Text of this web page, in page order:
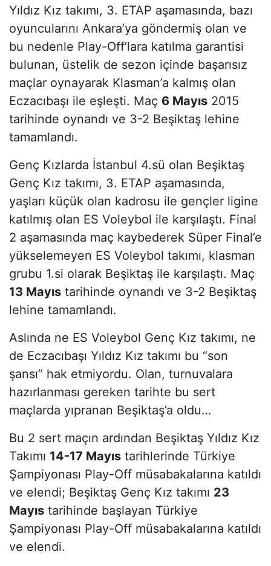
Yıldız Kız takımı, 3. ETAP aşamasında, bazı
oyuncularını Ankara’ya göndermiş olan ve
bu nedenle Play-Off’lara katılma garantisi
bulunan, üstelik de sezon içinde başarısız
maçlar oynayarak Klasman’a kalmış olan
Eczacıbaşı ile eşleşti. Maç 6 Mayıs 2015
tarihinde oynandı ve 3-2 Beşiktaş lehine
tamamlandı.
Genç Kızlarda İstanbul 4.sü olan Beşiktaş
Genç Kız takımı, 3. ETAP aşamasında,
yaşları küçük olan kadrosu ile gençler ligine
katılmış olan ES Voleybol ile karşılaştı. Final
2 aşamasında maç kaybederek Süper Final’e
yükselemeyen ES Voleybol takımı, klasman
grubu 1.si olarak Beşiktaş ile karşılaştı. Maç
13 Mayıs tarihinde oynandı ve 3-2 Beşiktaş
lehine tamamlandı.
Aslında ne ES Voleybol Genç Kız takımı, ne
de Eczacıbaşı Yıldız Kız takımı bu “son
şansı” hak etmiyordu. Olan, turnuvalara
hazırlanması gereken tarihte bu sert
maçlarda yıpranan Beşiktaş’a oldu…
Bu 2 sert maçın ardından Beşiktaş Yıldız Kız
Takımı 14-17 Mayıs tarihlerinde Türkiye
Şampiyonası Play-Off müsabakalarına katıldı
ve elendi; Beşiktaş Genç Kız takımı 23
Mayıs tarihinde başlayan Türkiye
Şampiyonası Play-Off müsabakalarına katıldı
ve elendi.